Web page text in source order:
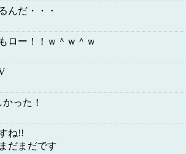
んだ・・・
ロー！！ｗ＾ｗ＾ｗ
った！
んさごいで
かまだま